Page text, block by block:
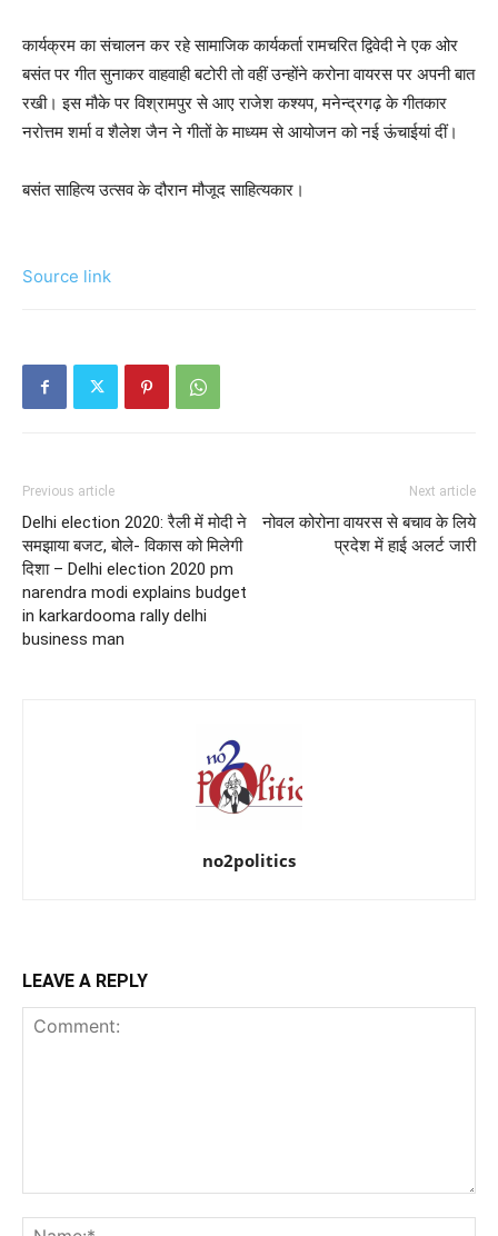
कार्यक्रम का संचालन कर रहे सामाजिक कार्यकर्ता रामचरित द्विवेदी ने एक ओर
बसंत पर गीत सुनाकर वाहवाही बटोरी तो वहीं उन्होंने करोना वायरस पर अपनी बात
रखी। इस मौके पर विश्रामपुर से आए राजेश कश्यप, मनेन्द्रगढ़ के गीतकार
नरोत्तम शर्मा व शैलेश जैन ने गीतों के माध्यम से आयोजन को नई ऊंचाईयां दीं।
बसंत साहित्य उत्सव के दौरान मौजूद साहित्यकार।
Source link
Previous article
Delhi election 2020: रैली में मोदी ने
समझाया बजट, बोले- विकास को मिलेगी
दिशा – Delhi election 2020 pm
narendra modi explains budget
in karkardooma rally delhi
business man
Next article
नोवल कोरोना वायरस से बचाव के लिये
प्रदेश में हाई अलर्ट जारी
no2politics
LEAVE A REPLY